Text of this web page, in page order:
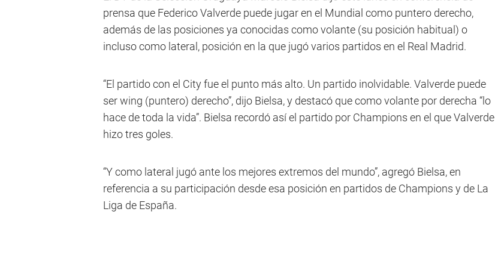
prensa que Federico Valverde puede jugar en el Mundial como puntero derecho,
además de las posiciones ya conocidas como volante (su posición habitual) o
incluso como lateral, posición en la que jugó varios partidos en el Real Madrid.
“El partido con el City fue el punto más alto. Un partido inolvidable. Valverde puede
ser wing (puntero) derecho”, dijo Bielsa, y destacó que como volante por derecha “lo
hace de toda la vida”. Bielsa recordó así el partido por Champions en el que Valverde
hizo tres goles.
“Y como lateral jugó ante los mejores extremos del mundo”, agregó Bielsa, en
referencia a su participación desde esa posición en partidos de Champions y de La
Liga de España.